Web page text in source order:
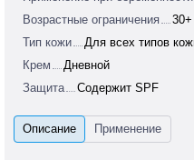
Возрастные ограничения
30+
Тип кожи
Для всех типов
Крем
Дневной
Защита
Содержит SPF